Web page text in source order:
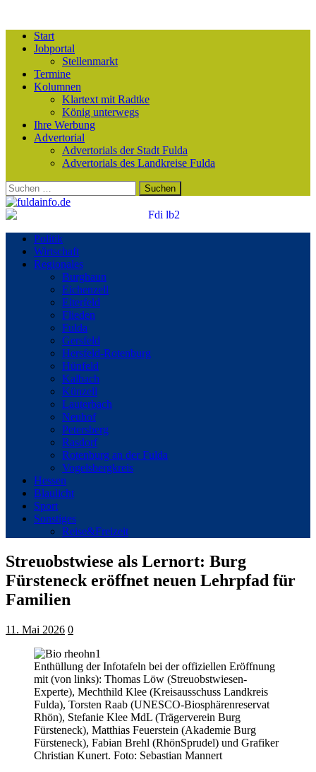
Start
Jobportal
Stellenmarkt
Termine
Kolumnen
Klartext mit Radtke
König unterwegs
Ihre Werbung
Advertorial
Advertorials der Stadt Fulda
Advertorials des Landkreise Fulda
Suchen
nach:
Politik
Wirtschaft
Regionales
Burghaun
Eichenzell
Eiterfeld
Flieden
Fulda
Gersfeld
Hersfeld-Rotenburg
Hünfeld
Kalbach
Künzell
Lauterbach
Neuhof
Petersberg
Rasdorf
Rotenburg an der Fulda
Vogelsbergkreis
Hessen
Blaulicht
Sport
Sonstiges
Reise&Freizeit
Streuobstwiese als Lernort: Burg
Fürsteneck eröffnet neuen Lehrpfad für
Familien
11. Mai 2026 0
Enthüllung der Infotafeln bei der offiziellen Eröffnung
mit (von links): Thomas Löw (Streuobstwiesen-
Experte), Mechthild Klee (Kreisausschuss Landkreis
Fulda), Torsten Raab (UNESCO-Biosphärenreservat
Rhön), Stefanie Klee MdL (Trägerverein Burg
Fürsteneck), Matthias Feuerstein (Akademie Burg
Fürsteneck), Fabian Brehl (RhönSprudel) und Grafiker
Christian Kunert. Foto: Sebastian Mannert